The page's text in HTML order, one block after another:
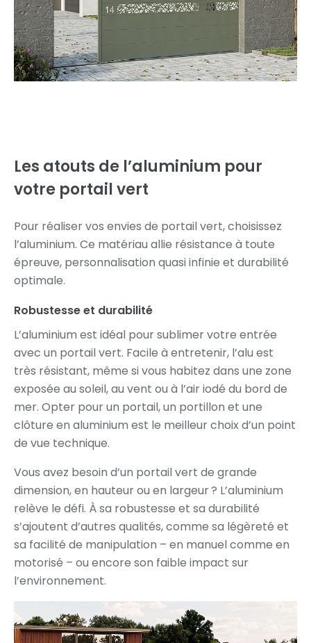
Les atouts de l’aluminium pour
votre portail vert
Pour réaliser vos envies de portail vert, choisissez
l’aluminium. Ce matériau allie résistance à toute
épreuve, personnalisation quasi infinie et durabilité
optimale.
Robustesse et durabilité
L’aluminium est idéal pour sublimer votre entrée
avec un portail vert. Facile à entretenir, l’alu est
très résistant, même si vous habitez dans une zone
exposée au soleil, au vent ou à l’air iodé du bord de
mer. Opter pour un portail, un portillon et une
clôture en aluminium est le meilleur choix d’un point
de vue technique.
Vous avez besoin d’un portail vert de grande
dimension, en hauteur ou en largeur ? L’aluminium
relève le défi. À sa robustesse et sa durabilité
s’ajoutent d’autres qualités, comme sa légèreté et
sa facilité de manipulation – en manuel comme en
motorisé – ou encore son faible impact sur
l’environnement.